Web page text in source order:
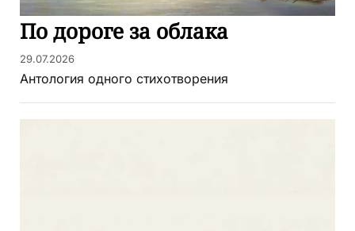
По дороге за облака
29.07.2026
Антология одного стихотворения